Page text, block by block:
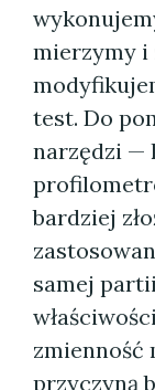
mierzymy i
test. Do
narzędzi —
bardziej
samej
zmienność
przyczyną